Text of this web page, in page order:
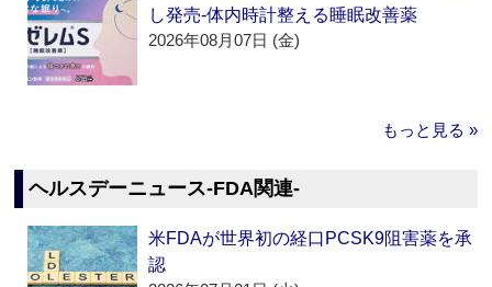
し発売‐体内時計整える睡眠改善薬
2026年08月07日 (金)
もっと見る »
ヘルスデーニュース‐FDA関連‐
米FDAが世界初の経口PCSK9阻害薬を承
認